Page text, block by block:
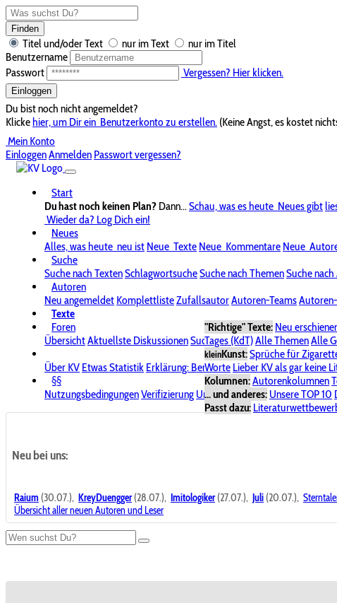
Finden
Titel und/oder Text nur im Text
nur im Titel
Benutzername
Passwort
Vergessen? Hier klicken.
Einloggen
Du bist noch nicht angemeldet?
Klickehier, um Dir ein Benutzerkonto zu erstellen. (Keine Angst, es kostet
Mein Konto
EinloggenAnmelden Passwort vergessen?
Start
Du hast noch keinen Plan? Dann...Schau, was es heute Neues gibt
Wieder da? Log Dich ein!
Neues
Alles, was heute neu ist Neue Texte Neue Kommentare Neue
Suche
Suche nach TextenSchlagwortsucheSuche nach ThemenSuche
Autoren
Neu angemeldet KomplettlisteZufallsautorAutoren-Teams
Texte
"Richtige" Texte: Neu
Tages (KdT)Alle ThemenAlle
kleinKunst:Sprüche für
Worte Lieber KV als gar keine
Kolumnen:Autorenkolumnen
... und anderes: Unsere TOP 10
Passt dazu:
Foren
ÜbersichtAktuellste DiskussionenSuche im ForumBereich "KV-
Über KV Etwas Statistik Erklärung: BenutzersymboleSpende für KV
§§
NutzungsbedingungenVerifizierung UrheberrechtAvatare & Bilder
Neu bei uns:
Raium (30.07.), KreyDuengger(28.07.), Imitologiker(27.07.), Juli (20.07.),
Übersicht aller neuen Autoren und Leser